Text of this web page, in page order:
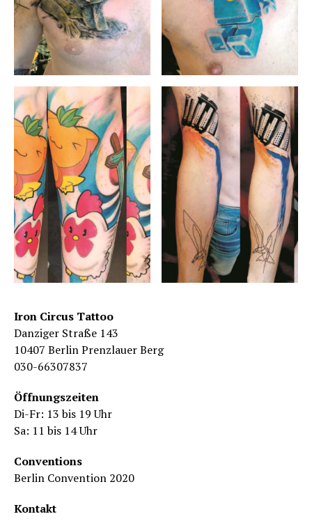
Iron Circus Tattoo
Danziger Straße 143
10407 Berlin Prenzlauer Berg
030-66307837
Öffnungszeiten
Di-Fr: 13 bis 19 Uhr
Sa: 11 bis 14 Uhr
Conventions
Berlin Convention 2020
Kontakt